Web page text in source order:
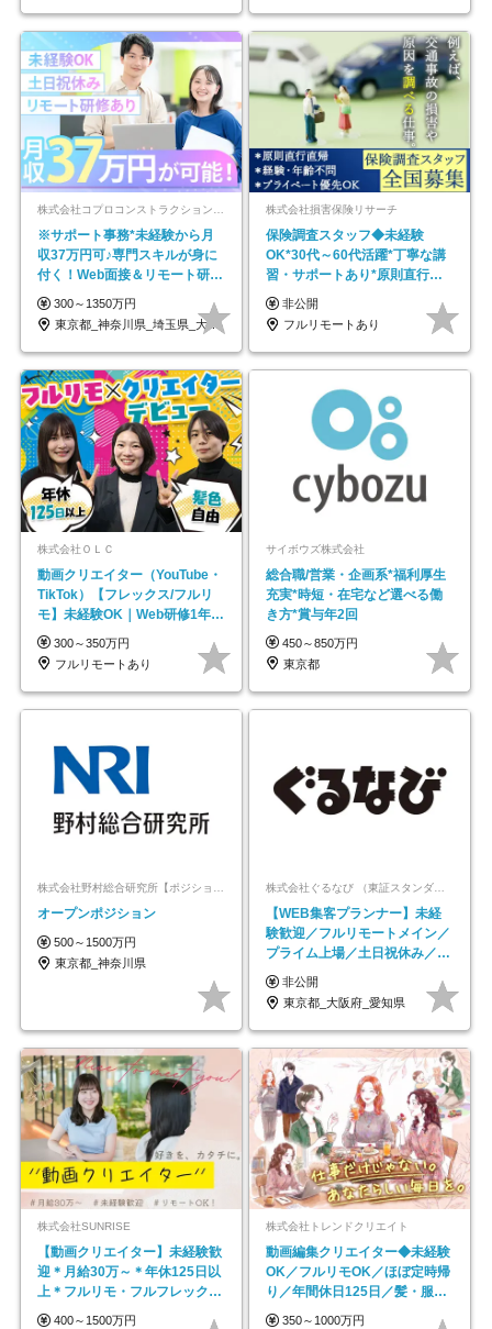
※サポート事務*未経験から月
収37万円可♪専門スキルが身に
付く！Web面接＆リモート研修
も充実♪/a
300～1350万円
東京都_神奈川県_埼玉県_大阪府_愛知県…
株式会社損害保険リサーチ
保険調査スタッフ◆未経験
OK*30代～60代活躍*丁寧な講
習・サポートあり*原則直行直
帰／全国募集・業務委託
非公開
フルリモートあり
株式会社ＯＬＣ
動画クリエイター（YouTube・
TikTok）【フレックス/フルリ
モ】未経験OK｜Web研修1年間
｜副業OK
300～350万円
フルリモートあり
サイボウズ株式会社
総合職/営業・企画系*福利厚生
充実*時短・在宅など選べる働
き方*賞与年2回
450～850万円
東京都
オープンポジション
500～1500万円
東京都_神奈川県
株式会社ぐるなび （東証スタンダード上場）
【WEB集客プランナー】未経
験歓迎／フルリモートメイン／
プライム上場／土日祝休み／東
京・大阪・名古屋
非公開
東京都_大阪府_愛知県
株式会社SUNRISE
【動画クリエイター】未経験歓
迎＊月給30万～＊年休125日以
上＊フルリモ・フルフレックス
◆10名の採用が決定◆
400～1500万円
株式会社トレンドクリエイト
動画編集クリエイター◆未経験
OK／フルリモOK／ほぼ定時帰
り／年間休日125日／髪・服・
ネイル自由／副業OK
350～1000万円